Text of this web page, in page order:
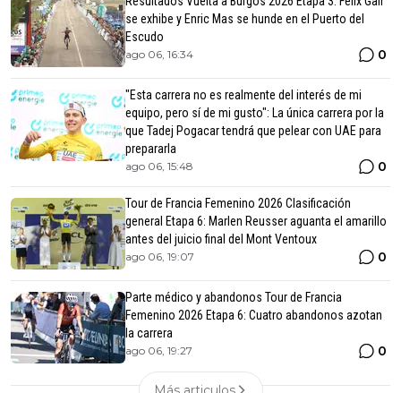
se exhibe y Enric Mas se hunde en el Puerto del
Escudo
ago 06, 16:34 0
"Esta carrera no es realmente del interés de mi
equipo, pero sí de mi gusto": La única carrera por la
que Tadej Pogacar tendrá que pelear con UAE para
prepararla
ago 06, 15:48 0
Tour de Francia Femenino 2026 Clasificación
general Etapa 6: Marlen Reusser aguanta el amarillo
antes del juicio final del Mont Ventoux
ago 06, 19:07 0
Parte médico y abandonos Tour de Francia
Femenino 2026 Etapa 6: Cuatro abandonos azotan
la carrera
ago 06, 19:27 0